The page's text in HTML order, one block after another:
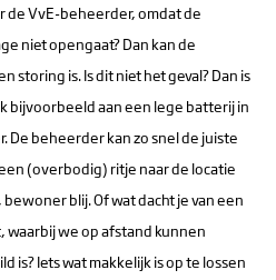
de VvE-beheerder, omdat de
niet opengaat? Dan kan de
storing is. Is dit niet het geval? Dan is
bijvoorbeeld aan een lege batterij in
De beheerder kan zo snel de juiste
(overbodig) ritje naar de locatie
blij. Of wat dacht je van een
we op afstand kunnen
is? Iets wat makkelijk is op te lossen